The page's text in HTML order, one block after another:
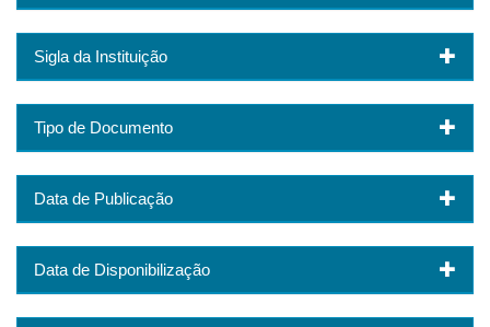
Sigla da Instituição
Tipo de Documento
Data de Publicação
Data de Disponibilização